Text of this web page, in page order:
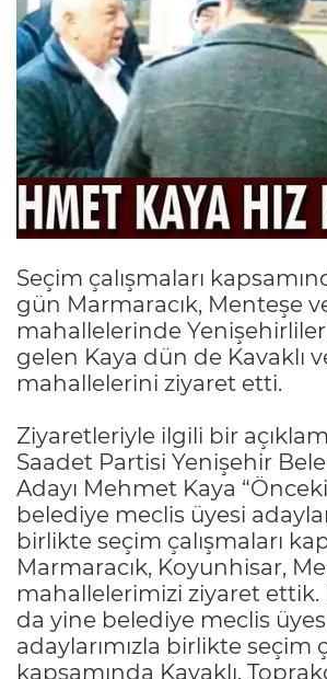
Seçim çalışmaları
gün Marmaracık, Menteşe
mahallelerinde
gelen Kaya dün de Kavaklı
mahallelerini ziyaret etti.
Ziyaretleriyle ilgili bir
Saadet Partisi Yenişehir
Adayı Mehmet Kaya
belediye meclis üyesi
birlikte seçim çalışmaları
Marmaracık, Koyunhisar,
mahallelerimizi ziyaret ettik.
da yine belediye meclis
adaylarımızla birlikte seçim
kapsamında Kavaklı,